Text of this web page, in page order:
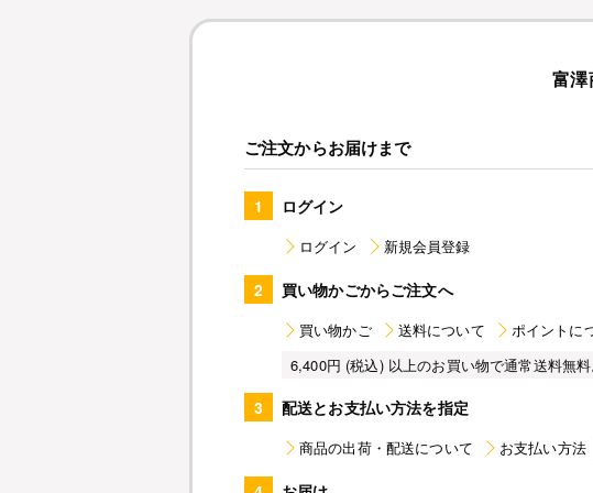
富澤
ご注文からお届けまで
1 ログイン
ログイン 新規会員登録
2 買い物かごからご注文へ
買い物かご 送料について ポイントに
6,400円 (税込) 以上のお買い物で通常送料無
3 配送とお支払い方法を指定
商品の出荷・配送について お支払い方法